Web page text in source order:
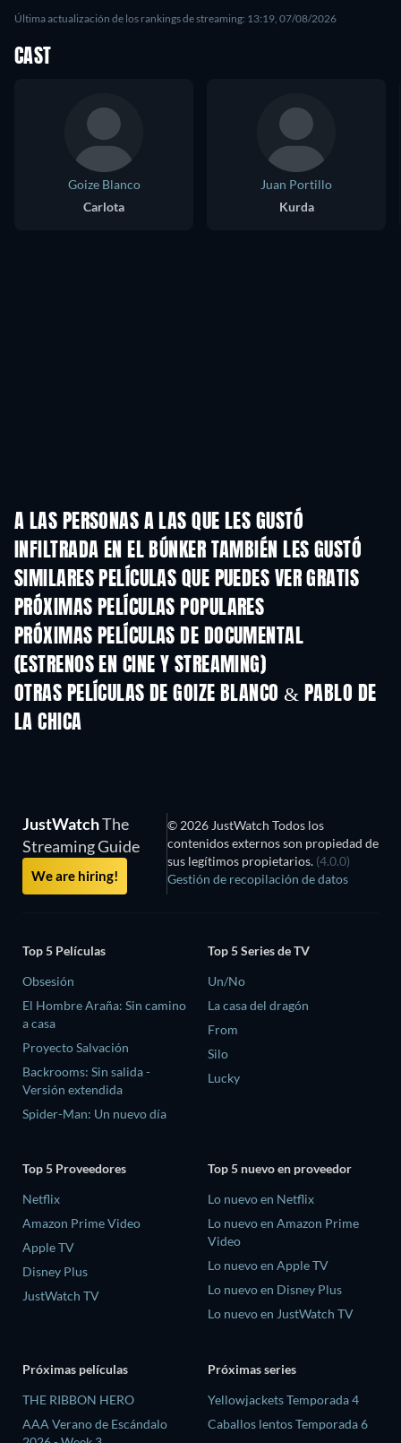
Última actualización de los rankings de streaming: 13:19, 07/08/2026
CAST
Goize Blanco
Carlota
Juan Portillo
Kurda
A LAS PERSONAS A LAS QUE LES GUSTÓ
INFILTRADA EN EL BÚNKER TAMBIÉN LES GUSTÓ
SIMILARES PELÍCULAS QUE PUEDES VER GRATIS
PRÓXIMAS PELÍCULAS POPULARES
PRÓXIMAS PELÍCULAS DE DOCUMENTAL
(ESTRENOS EN CINE Y STREAMING)
OTRAS PELÍCULAS DE GOIZE BLANCO & PABLO DE
LA CHICA
JustWatchThe
Streaming Guide
We are hiring!
© 2026 JustWatch Todos los
contenidos externos son propiedad de
sus legítimos propietarios. (4.0.0)
Gestión de recopilación de datos
Top 5 Películas
Obsesión
El Hombre Araña: Sin camino
a casa
Proyecto Salvación
Backrooms: Sin salida -
Versión extendida
Spider-Man: Un nuevo día
Top 5 Series de TV
Un/No
La casa del dragón
From
Silo
Lucky
Top 5 Proveedores
Netflix
Amazon Prime Video
Apple TV
Disney Plus
JustWatch TV
Top 5 nuevo en proveedor
Lo nuevo en Netflix
Lo nuevo en Amazon Prime
Video
Lo nuevo en Apple TV
Lo nuevo en Disney Plus
Lo nuevo en JustWatch TV
Próximas películas
THE RIBBON HERO
AAA Verano de Escándalo
Próximas series
Yellowjackets Temporada 4
Caballos lentos Temporada 6